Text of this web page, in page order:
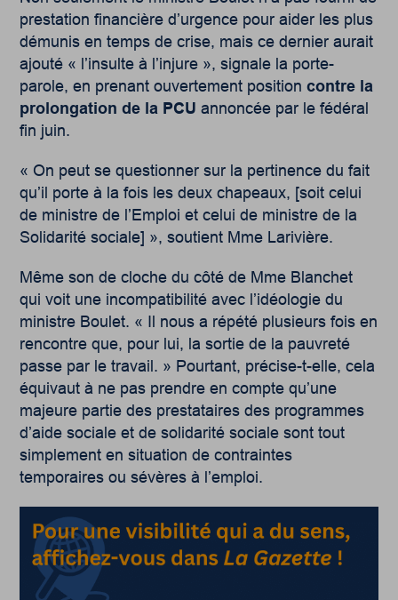
prestation financière d’urgence pour aider les plus
démunis en temps de crise, mais ce dernier aurait
ajouté « l’insulte à l’injure », signale la porte-
parole, en prenant ouvertement positioncontre la
prolongation de la PCU annoncée par le fédéral
fin juin.
« On peut se questionner sur la pertinence du fait
qu’il porte à la fois les deux chapeaux, [soit celui
de ministre de l’Emploi et celui de ministre de la
Solidarité sociale] », soutient Mme Larivière.
Même son de cloche du côté de Mme Blanchet
qui voit une incompatibilité avec l’idéologie du
ministre Boulet. « Il nous a répété plusieurs fois en
rencontre que, pour lui, la sortie de la pauvreté
passe par le travail. » Pourtant, précise-t-elle, cela
équivaut à ne pas prendre en compte qu’une
majeure partie des prestataires des programmes
d’aide sociale et de solidarité sociale sont tout
simplement en situation de contraintes
temporaires ou sévères à l’emploi.